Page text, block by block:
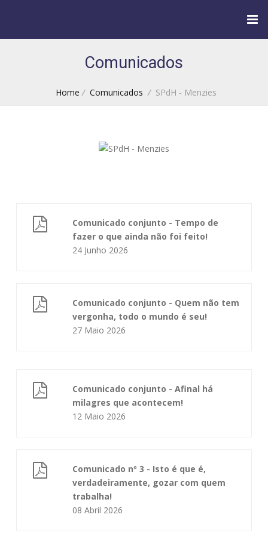
Comunicados
Home / Comunicados /SPdH - Menzies
Comunicado conjunto - Tempo de
fazer o que ainda não foi feito!
24 Junho 2026
Comunicado conjunto - Quem não tem
vergonha, todo o mundo é seu!
27 Maio 2026
Comunicado conjunto - Afinal há
milagres que acontecem!
12 Maio 2026
Comunicado nº 3 - Isto é que é,
verdadeiramente, gozar com quem
trabalha!
08 Abril 2026